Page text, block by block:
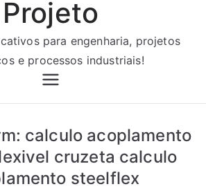
Projeto
para engenharia, projetos
e processos industriais!
calculo acoplamento
cruzeta calculo
steelflex